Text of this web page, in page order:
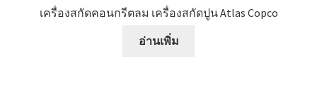
เครื่องสกัดคอนกรีตลม เครื่องสกัดปูน Atlas Copco
อ่านเพิ่ม